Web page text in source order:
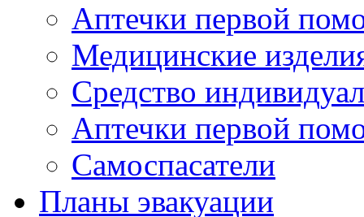
Аптечки первой
Медицинские
Средство
Аптечки первой
Самоспасатели
Планы эвакуации